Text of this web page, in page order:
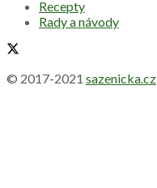
Recepty
Rady a návody
© 2017-2021 sazenicka.cz